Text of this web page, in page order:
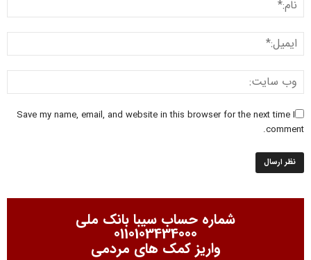
Save my name, email, and website in this browser for the next time I
comment.
شماره حساب سیبا بانک ملی
0110103434000
واریز کمک های مردمی